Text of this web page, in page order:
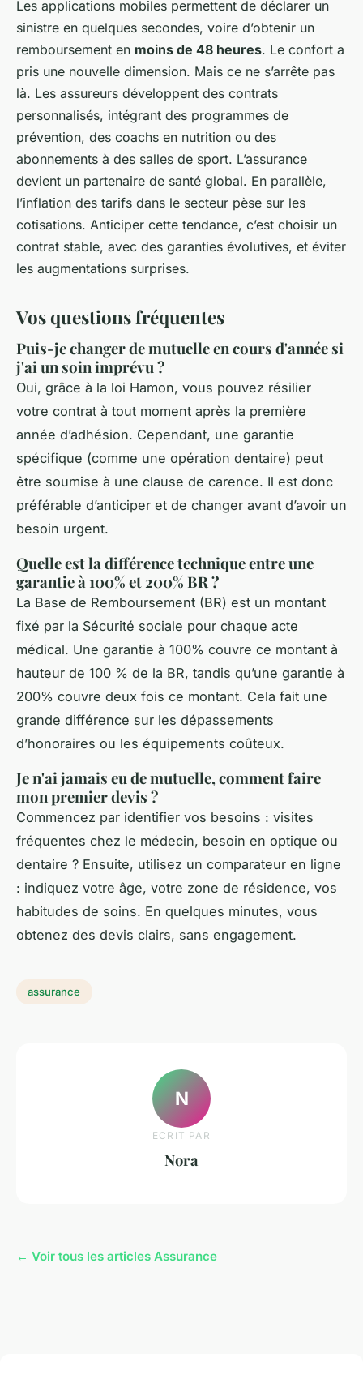
Les applications mobiles permettent de déclarer un
sinistre en quelques secondes, voire d’obtenir un
remboursement en moins de 48 heures. Le confort a
pris une nouvelle dimension. Mais ce ne s’arrête pas
là. Les assureurs développent des contrats
personnalisés, intégrant des programmes de
prévention, des coachs en nutrition ou des
abonnements à des salles de sport. L’assurance
devient un partenaire de santé global. En parallèle,
l’inflation des tarifs dans le secteur pèse sur les
cotisations. Anticiper cette tendance, c’est choisir un
contrat stable, avec des garanties évolutives, et éviter
les augmentations surprises.
Vos questions fréquentes
Puis-je changer de mutuelle en cours d'année si
j'ai un soin imprévu ?
Oui, grâce à la loi Hamon, vous pouvez résilier
votre contrat à tout moment après la première
année d’adhésion. Cependant, une garantie
spécifique (comme une opération dentaire) peut
être soumise à une clause de carence. Il est donc
préférable d’anticiper et de changer avant d’avoir un
besoin urgent.
Quelle est la différence technique entre une
garantie à 100% et 200% BR ?
La Base de Remboursement (BR) est un montant
fixé par la Sécurité sociale pour chaque acte
médical. Une garantie à 100% couvre ce montant à
hauteur de 100 % de la BR, tandis qu’une garantie à
200% couvre deux fois ce montant. Cela fait une
grande différence sur les dépassements
d’honoraires ou les équipements coûteux.
Je n'ai jamais eu de mutuelle, comment faire
mon premier devis ?
Commencez par identifier vos besoins : visites
fréquentes chez le médecin, besoin en optique ou
dentaire ? Ensuite, utilisez un comparateur en ligne
: indiquez votre âge, votre zone de résidence, vos
habitudes de soins. En quelques minutes, vous
obtenez des devis clairs, sans engagement.
assurance
N
ECRIT PAR
Nora
← Voir tous les articles Assurance